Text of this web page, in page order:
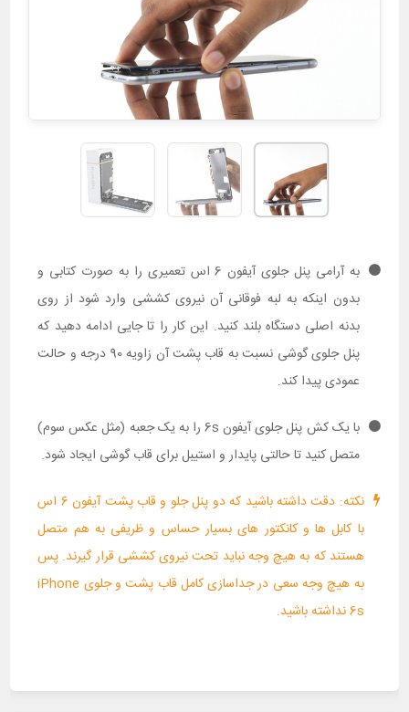
به آرامی پنل جلوی آیفون 6 اس تعمیری را به صورت کتابی و
بدون اینکه به لبه فوقانی آن نیروی کششی وارد شود از روی
بدنه اصلی دستگاه بلند کنید. این کار را تا جایی ادامه دهید که
پنل جلوی گوشی نسبت به قاب پشت آن زاویه 90 درجه و حالت
عمودی پیدا کند.
با یک کش پنل جلوی آیفون 6s را به یک جعبه (مثل عکس سوم)
متصل کنید تا حالتی پایدار و استیبل برای قاب گوشی ایجاد شود.
نکته: دقت داشته باشید که دو پنل جلو و قاب پشت آیفون 6 اس
با کابل ها و کانکتور های بسیار حساس و ظریفی به هم متصل
هستند که به هیچ وجه نباید تحت نیروی کششی قرار گیرند. پس
به هیچ وجه سعی در جداسازی کامل قاب پشت و جلوی iPhone
6s نداشته باشید.